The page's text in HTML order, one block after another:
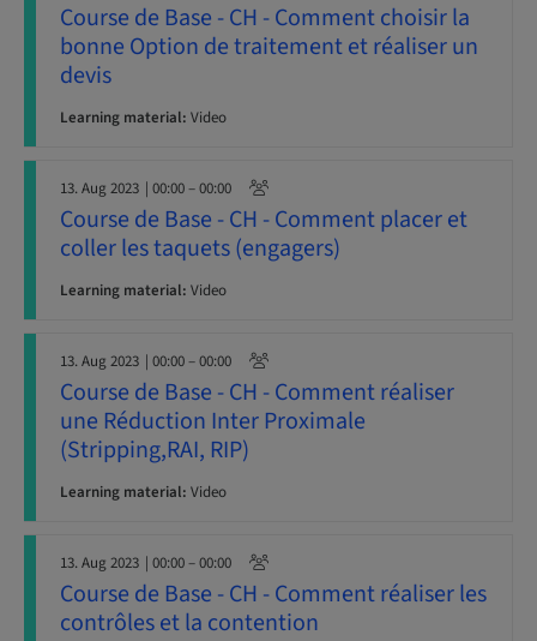
Course de Base - CH - Comment choisir la
bonne Option de traitement et réaliser un
devis
Learning material: Video
13. Aug 2023 | 00:00 – 00:00
Course de Base - CH - Comment placer et
coller les taquets (engagers)
Learning material: Video
13. Aug 2023 | 00:00 – 00:00
Course de Base - CH - Comment réaliser
une Réduction Inter Proximale
(Stripping,RAI, RIP)
Learning material: Video
13. Aug 2023 | 00:00 – 00:00
Course de Base - CH - Comment réaliser les
contrôles et la contention